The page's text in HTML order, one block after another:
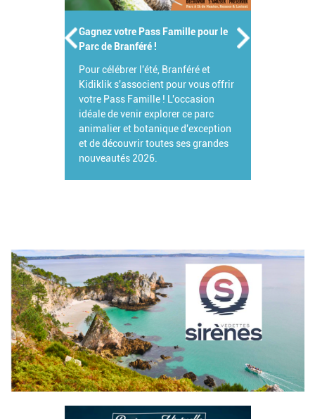
Gagnez votre Pass Famille pour le
Parc de Branféré !
Pour célébrer l'été, Branféré et
Kidiklik s'associent pour vous offrir
votre Pass Famille ! L'occasion
idéale de venir explorer ce parc
animalier et botanique d'exception
et de découvrir toutes ses grandes
nouveautés 2026.